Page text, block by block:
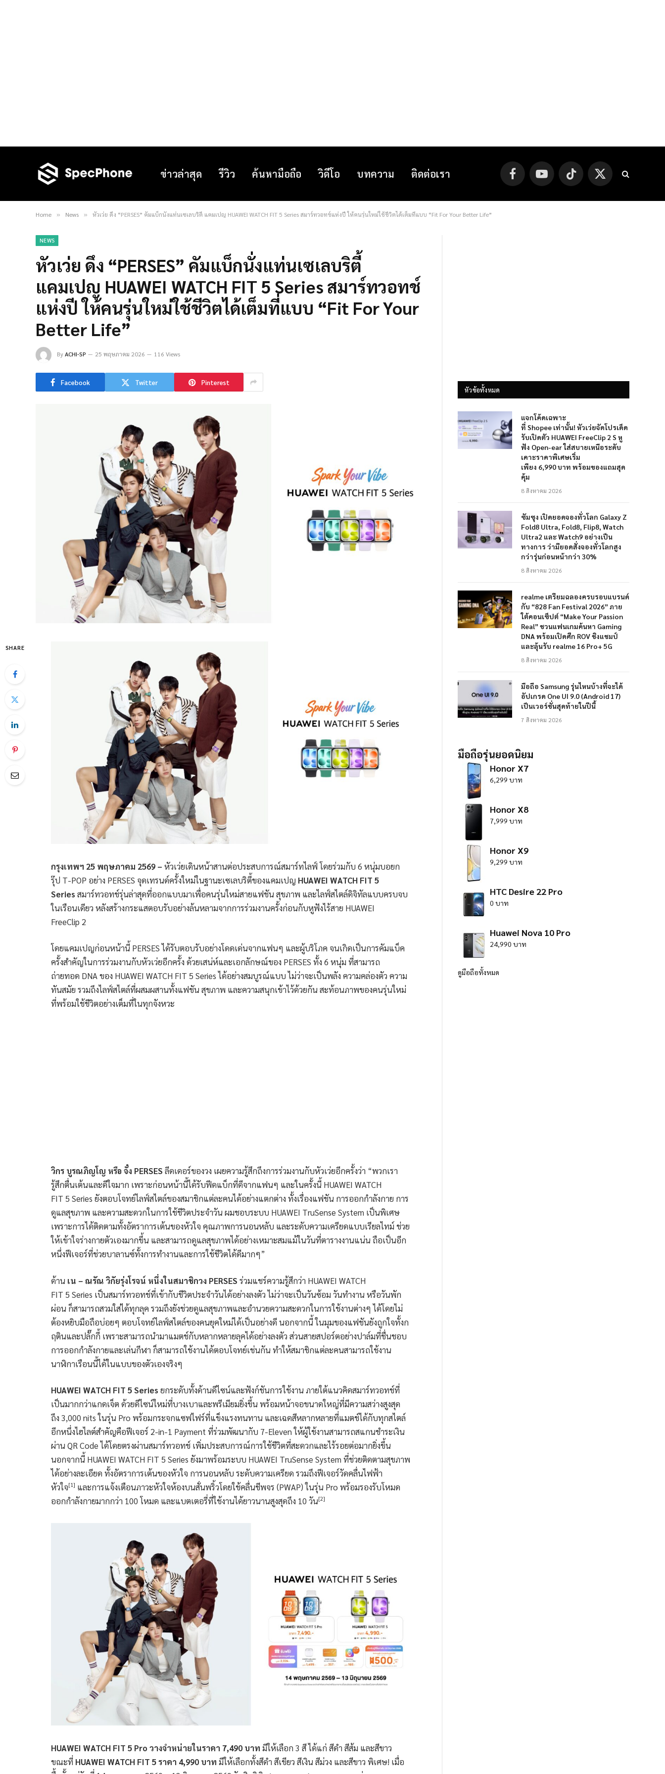
ข่าวล่าสุด รีวิว ค้นหามือถือ วิดีโอ บทความ ติดต่อเรา FacebookYouTube TikTok
X
(Twitter)
Home » News » หัวเว่ย ดึง “PERSES” คัมแบ็กนั่งแท่นเซเลบริตี้ แคมเปญ HUAWEI WATCH FIT 5 Series สมาร์ทวอทช์แห่งปี ให้คนรุ่นใหม่ใช้ชีวิตได้เต็มที่แบบ “Fit For Your Better Life”
NEWS
หัวเว่ย ดึง “PERSES” คัมแบ็กนั่งแท่นเซเลบริตี้
แคมเปญ HUAWEI WATCH FIT 5 Series สมาร์ทวอทช์
แห่งปี ให้คนรุ่นใหม่ใช้ชีวิตได้เต็มที่แบบ “Fit For Your
Better Life”
ByACHI-SP 25 พฤษภาคม 2026 116 Views
Facebook Twitter Pinterest
SHARE
กรุงเทพฯ 25 พฤษภาคม 2569 – หัวเว่ยเดินหน้าสานต่อประสบการณ์สมาร์ทไลฟ์ โดยร่วมกับ 6 หนุ่มบอยก
รุ๊ป T-POP อย่าง PERSES จุดเทรนด์ครั้งใหม่ในฐานะเซเลบริตี้ของแคมเปญ HUAWEI WATCH FIT 5
Series สมาร์ทวอทช์รุ่นล่าสุดที่ออกแบบมาเพื่อคนรุ่นใหม่สายแฟชัน สุขภาพ และไลฟ์สไตล์ดิจิทัลแบบครบจบ
ในเรือนเดียว หลังสร้างกระแสตอบรับอย่างล้นหลามจากการร่วมงานครั้งก่อนกับหูฟังไร้สาย HUAWEI
FreeClip 2
โดยแคมเปญก่อนหน้านี้ PERSES ได้รับตอบรับอย่างโดดเด่นจากแฟนๆ และผู้บริโภค จนเกิดเป็นการคัมแบ็ค
ครั้งสำคัญในการร่วมงานกับหัวเว่ยอีกครั้ง ด้วยเสน่ห์และเอกลักษณ์ของ PERSES ทั้ง 6 หนุ่ม ที่สามารถ
ถ่ายทอด DNA ของ HUAWEI WATCH FIT 5 Series ได้อย่างสมบูรณ์แบบ ไม่ว่าจะเป็นพลัง ความคล่องตัว ความ
ทันสมัย รวมถึงไลฟ์สไตล์ที่ผสมผสานทั้งแฟชัน สุขภาพ และความสนุกเข้าไว้ด้วยกัน สะท้อนภาพของคนรุ่นใหม่
ที่พร้อมใช้ชีวิตอย่างเต็มที่ในทุกจังหวะ
วิกร บูรณภิญโญ หรือ จั๋ง PERSES ลีดเดอร์ของวง เผยความรู้สึกถึงการร่วมงานกับหัวเว่ยอีกครั้งว่า “พวกเรา
รู้สึกตื่นเต้นและดีใจมาก เพราะก่อนหน้านี้ได้รับฟีดแบ็กที่ดีจากแฟนๆ และในครั้งนี้ HUAWEI WATCH
FIT 5 Series ยังตอบโจทย์ไลฟ์สไตล์ของสมาชิกแต่ละคนได้อย่างแตกต่าง ทั้งเรื่องแฟชัน การออกกำลังกาย การ
ดูแลสุขภาพ และความสะดวกในการใช้ชีวิตประจำวัน ผมชอบระบบ HUAWEI TruSense System เป็นพิเศษ
เพราะการได้ติดตามทั้งอัตราการเต้นของหัวใจ คุณภาพการนอนหลับ และระดับความเครียดแบบเรียลไทม์ ช่วย
ให้เข้าใจร่างกายตัวเองมากขึ้น และสามารถดูแลสุขภาพได้อย่างเหมาะสมแม้ในวันที่ตารางงานแน่น ถือเป็นอีก
หนึ่งฟีเจอร์ที่ช่วยบาลานซ์ทั้งการทำงานและการใช้ชีวิตได้ดีมากๆ”
ด้าน เน – ณรัณ วิกัยรุ่งโรจน์ หนึ่งในสมาชิกวง PERSES ร่วมแชร์ความรู้สึกว่า HUAWEI WATCH
FIT 5 Series เป็นสมาร์ทวอทช์ที่เข้ากับชีวิตประจำวันได้อย่างลงตัว ไม่ว่าจะเป็นวันซ้อม วันทำงาน หรือวันพัก
ผ่อน ก็สามารถสวมใส่ได้ทุกลุค รวมถึงยังช่วยดูแลสุขภาพและอำนวยความสะดวกในการใช้งานต่างๆ ได้โดยไม่
ต้องหยิบมือถือบ่อยๆ ตอบโจทย์ไลฟ์สไตล์ของคนยุคใหม่ได้เป็นอย่างดี นอกจากนี้ ในมุมของแฟชันยังถูกใจทั้งก
ฤตินและปลั๊กกี้ เพราะสามารถนำมาแมตช์กับหลากหลายลุคได้อย่างลงตัว ส่วนสายสปอร์ตอย่างปาล์มที่ชื่นชอบ
การออกกำลังกายและเล่นกีฬา ก็สามารถใช้งานได้ตอบโจทย์เช่นกัน ทำให้สมาชิกแต่ละคนสามารถใช้งาน
นาฬิกาเรือนนี้ได้ในแบบของตัวเองจริงๆ
HUAWEI WATCH FIT 5 Series ยกระดับทั้งด้านดีไซน์และฟังก์ชันการใช้งาน ภายใต้แนวคิดสมาร์ทวอทช์ที่
เป็นมากกว่าแกดเจ็ต ด้วยดีไซน์ใหม่ที่บางเบาและพรีเมียมยิ่งขึ้น พร้อมหน้าจอขนาดใหญ่ที่มีความสว่างสูงสุด
ถึง 3,000 nits ในรุ่น Pro พร้อมกระจกแซฟไฟร์ที่แข็งแรงทนทาน และเฉดสีหลากหลายที่แมตช์ได้กับทุกสไตล์
อีกหนึ่งไฮไลต์สำคัญคือฟีเจอร์ 2-in-1 Payment ที่ร่วมพัฒนากับ 7-Eleven ให้ผู้ใช้งานสามารถสแกนชำระเงิน
ผ่าน QR Code ได้โดยตรงผ่านสมาร์ทวอทช์ เพิ่มประสบการณ์การใช้ชีวิตที่สะดวกและไร้รอยต่อมากยิ่งขึ้น
นอกจากนี้ HUAWEI WATCH FIT 5 Series ยังมาพร้อมระบบ HUAWEI TruSense System ที่ช่วยติดตามสุขภาพ
ได้อย่างละเอียด ทั้งอัตราการเต้นของหัวใจ การนอนหลับ ระดับความเครียด รวมถึงฟีเจอร์วัดคลื่นไฟฟ้า
หัวใจ[1] และการแจ้งเตือนภาวะหัวใจห้องบนสั่นพริ้วโดยใช้คลื่นชีพจร (PWAP) ในรุ่น Pro พร้อมรองรับโหมด
ออกกำลังกายมากกว่า 100 โหมด และแบตเตอรี่ที่ใช้งานได้ยาวนานสูงสุดถึง 10 วัน[2]
HUAWEI WATCH FIT 5 Pro วางจำหน่ายในราคา 7,490 บาท มีให้เลือก 3 สี ได้แก่ สีดำ สีส้ม และสีขาว
ขณะที่ HUAWEI WATCH FIT 5 ราคา 4,990 บาท มีให้เลือกทั้งสีดำ สีเขียว สีเงิน สีม่วง และสีขาว พิเศษ! เมื่อ
หัวข้อทั้งหมด
แจกโค้ดเฉพาะ
ที่ Shopee เท่านั้น! หัวเว่ยจัดโปรเด็ด
รับเปิดตัว HUAWEI FreeClip 2 S หู
ฟัง Open-ear ใส่สบายเหนือระดับ
เคาะราคาพิเศษเริ่ม
เพียง 6,990 บาท พร้อมของแถมสุด
คุ้ม
8 สิงหาคม 2026
ซัมซุง เปิดยอดจองทั่วโลก Galaxy Z
Fold8 Ultra, Fold8, Flip8, Watch
Ultra2 และ Watch9 อย่างเป็น
ทางการ ว่ามียอดสั่งจองทั่วโลกสูง
กว่ารุ่นก่อนหน้ากว่า 30%
8 สิงหาคม 2026
realme เตรียมฉลองครบรอบแบรนด์
กับ “828 Fan Festival 2026” ภาย
ใต้คอนเซ็ปต์ “Make Your Passion
Real” ชวนแฟนเกมค้นหา Gaming
DNA พร้อมเปิดศึก ROV ชิงแชมป์
และลุ้นรับ realme 16 Pro+ 5G
8 สิงหาคม 2026
มือถือ Samsung รุ่นไหนบ้างที่จะได้
อัปเกรด One UI 9.0 (Android 17)
เป็นเวอร์ชั่นสุดท้ายในปีนี้
7 สิงหาคม 2026
มือถือรุ่นยอดนิยม
Honor X7
6,299 บาท
Honor X8
7,999 บาท
Honor X9
9,299 บาท
HTC Desire 22 Pro
0 บาท
Huawei Nova 10 Pro
24,990 บาท
ดูมือถือทั้งหมด